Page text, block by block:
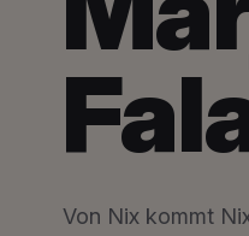
Von Nix kommt